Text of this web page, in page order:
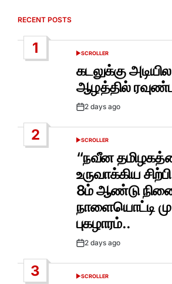
RECENT POSTS
1
POSTED
SCROLLER
கடலுக்கு
ஆழத்தில்
Post2 days ago
2
POSTED
SCROLLER
“நவீன
உருவாக்கிய
8ம் ஆண்டு
நாளையொட்டி
புகழாரம்..
Post2 days ago
3
POSTED
SCROLLER